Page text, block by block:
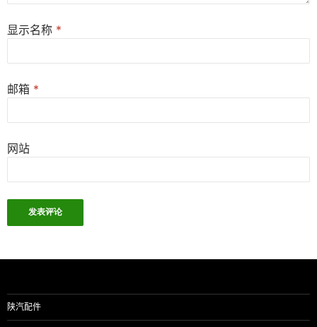
显示名称 *
邮箱 *
网站
陕汽配件